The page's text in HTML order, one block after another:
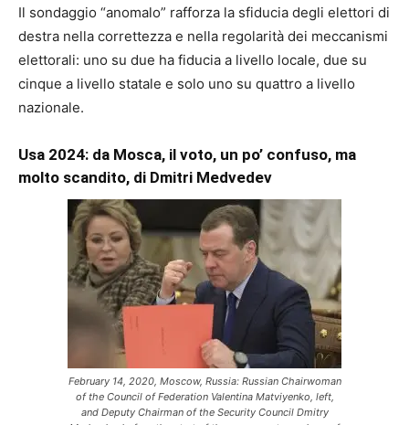
Il sondaggio “anomalo” rafforza la sfiducia degli elettori di
destra nella correttezza e nella regolarità dei meccanismi
elettorali: uno su due ha fiducia a livello locale, due su
cinque a livello statale e solo uno su quattro a livello
nazionale.
Usa 2024: da Mosca, il voto, un po’ confuso, ma
molto scandito, di Dmitri Medvedev
February 14, 2020, Moscow, Russia: Russian Chairwoman
of the Council of Federation Valentina Matviyenko, left,
and Deputy Chairman of the Security Council Dmitry